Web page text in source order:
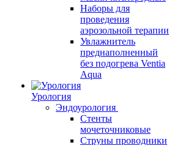
Наборы для
проведения
аэрозольной терапии
Увлажнитель
преднаполненный
без подогрева Ventia
Aqua
Урология
Эндоурология
Стенты
мочеточниковые
Струны проводники